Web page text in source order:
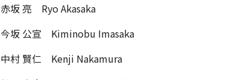
赤坂 亮 Ryo Akasaka
今坂 公宣 Kiminobu Imasaka
中村 賢仁 Kenji Nakamura